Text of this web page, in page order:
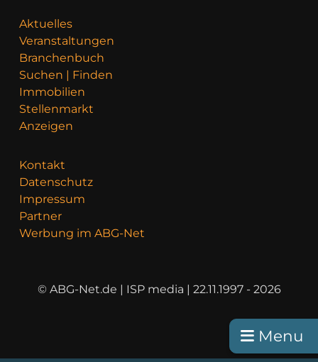
Menu
Aktuelles
Veranstaltungen
Branchenbuch
Suchen | Finden
Immobilien
Stellenmarkt
Anzeigen
Kontakt
Datenschutz
Impressum
Partner
Werbung im ABG-Net
© ABG-Net.de | ISP media | 22.11.1997 - 2026